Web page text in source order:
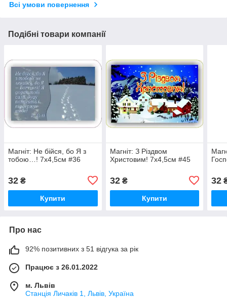
Всі умови повернення
Подібні товари компанії
Магніт: Не бійся, бо Я з
тобою…! 7х4,5см #36
32 ₴
Купити
Магніт: З Різдвом
Христовим! 7х4,5см #45
32₴
Купити
32
Про нас
92% позитивних з 51 відгука за рік
Працює з 26.01.2022
м. Львів
Станція Личаків 1, Львів, Україна